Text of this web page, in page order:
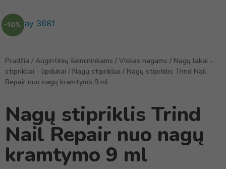
-10%
Pradžia / Augintinių šeimininkams / Viskas nagams / Nagų lakai -
stiprikliai - lipdukai / Nagų stiprikliai / Nagų stipriklis Trind Nail
Repair nuo nagų kramtymo 9 ml
Nagų stipriklis Trind
Nail Repair nuo nagų
kramtymo 9 ml